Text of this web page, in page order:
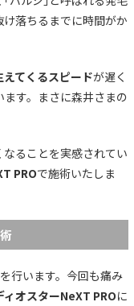
落ちるまでに時間がか
えてくるスピードが遅く
す。まさに森井さまの
ることを実感されてい
PROで施術いたしま
行います。今回も痛み
ィオスターNeXT PROに